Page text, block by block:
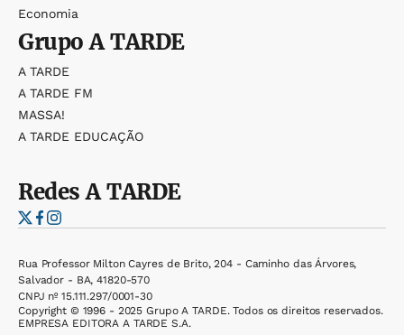
Economia
GrupoA TARDE
A TARDE
A TARDE FM
MASSA!
A TARDE EDUCAÇÃO
RedesA TARDE
Rua Professor Milton Cayres de Brito, 204 - Caminho das Árvores,
Salvador - BA, 41820-570
CNPJ nº 15.111.297/0001-30
Copyright © 1996 - 2025 Grupo A TARDE. Todos os direitos reservados.
EMPRESA EDITORA A TARDE S.A.